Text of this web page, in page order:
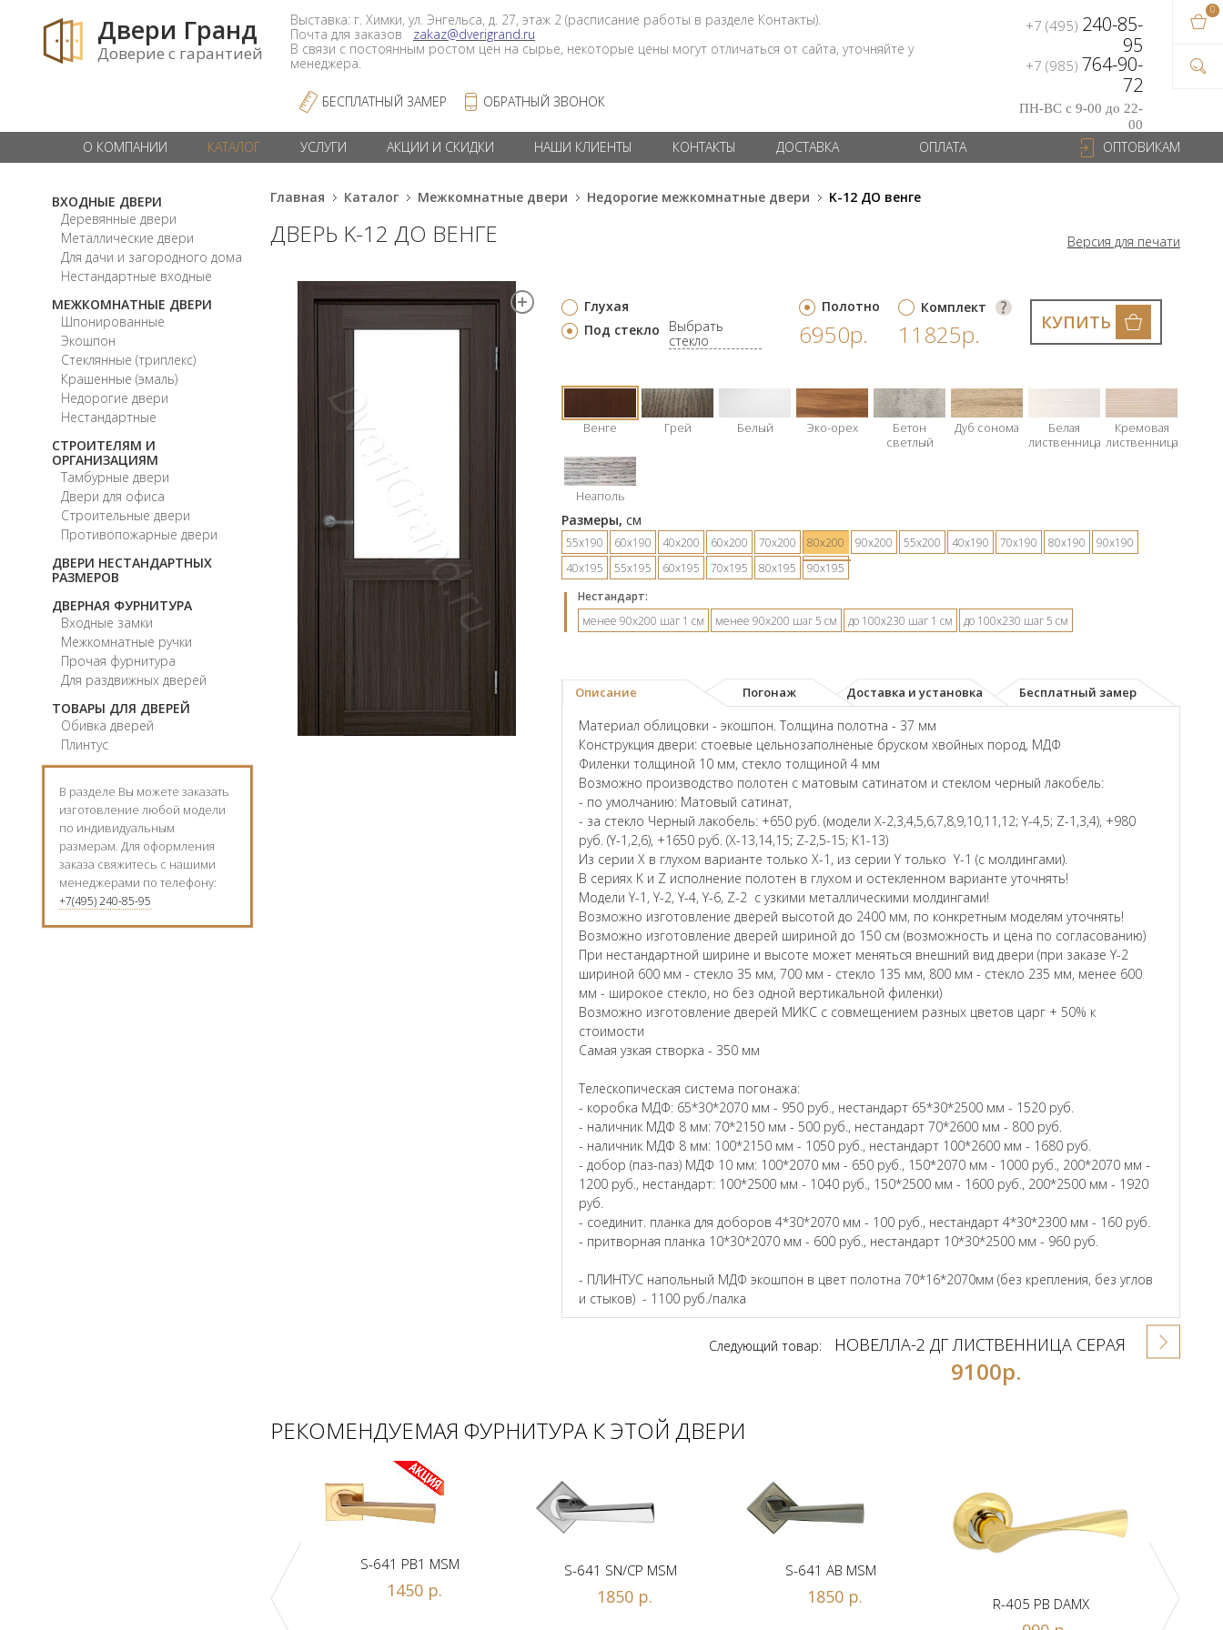
Двери Гранд
Доверие с гарантией
Выставка: г. Химки, ул. Энгельса, д. 27, этаж 2 (расписание работы в разделе Контакты).
Почта для заказов zakaz@dverigrand.ru
В связи с постоянным ростом цен на сырье, некоторые цены могут отличаться от сайта, уточняйте у
менеджера.
БЕСПЛАТНЫЙ ЗАМЕР ОБРАТНЫЙ ЗВОНОК
+7 (495) 240-85-
95
+7 (985) 764-90-
72
ПН-ВС с 9-00 до 22-
00
О КОМПАНИИ КАТАЛОГ УСЛУГИ АКЦИИ И СКИДКИ НАШИ КЛИЕНТЫ КОНТАКТЫ ДОСТАВКА ОПЛАТА ОПТОВИКАМ
ВХОДНЫЕ ДВЕРИ
Деревянные двери
Металлические двери
Для дачи и загородного дома
Нестандартные входные
МЕЖКОМНАТНЫЕ ДВЕРИ
Шпонированные
Экошпон
Стеклянные (триплекс)
Крашенные (эмаль)
Недорогие двери
Нестандартные
СТРОИТЕЛЯМ И
ОРГАНИЗАЦИЯМ
Тамбурные двери
Двери для офиса
Строительные двери
Противопожарные двери
ДВЕРИ НЕСТАНДАРТНЫХ
РАЗМЕРОВ
ДВЕРНАЯ ФУРНИТУРА
Входные замки
Межкомнатные ручки
Прочая фурнитура
Для раздвижных дверей
ТОВАРЫ ДЛЯ ДВЕРЕЙ
Обивка дверей
Плинтус
В разделе Вы можете заказать
изготовление любой модели
по индивидуальным
размерам. Для оформления
заказа свяжитесь с нашими
менеджерами по телефону:
+7(495) 240-85-95
Главная Каталог Межкомнатные двери Недорогие межкомнатные двери K-12 ДО венге
Версия для печати
ДВЕРЬ K-12 ДО ВЕНГЕ
Глухая
Под стекло
Выбрать
стекло
КУПИТЬ
Полотно
6950р.
Комплект
11825р.
Венге Грей Белый Эко-орех
Бетон
светлый
Дуб сонома
Белая
лиственница
Кремовая
лиственница
Неаполь
Размеры, см
55х190 60х190 40х200 60х200 70х200 80х200 90х200 55х200 40х190 70х190 80х190
90х190
40х195
55х195 60х195 70х195 80х195
90х195
Hестандарт:
менее 90х200 шаг 1 см
менее 90х200 шаг 5 см до 100х230 шаг 1 см до 100х230 шаг 5 см
Описание Погонаж Доставка и установка Бесплатный замер
Материал облицовки - экошпон. Толщина полотна - 37 мм
Конструкция двери: стоевые цельнозаполненые бруском хвойных пород, МДФ
Филенки толщиной 10 мм, стекло толщиной 4 мм
Возможно производство полотен с матовым сатинатом и стеклом черный лакобель:
- по умолчанию: Матовый сатинат,
- за стекло Черный лакобель: +650 руб. (модели Х-2,3,4,5,6,7,8,9,10,11,12; Y-4,5; Z-1,3,4), +980
руб. (Y-1,2,6), +1650 руб. (X-13,14,15; Z-2,5-15; K1-13)
Из серии X в глухом варианте только X-1, из серии Y только Y-1 (с молдингами).
В сериях K и Z исполнение полотен в глухом и остекленном варианте уточнять!
Модели Y-1, Y-2, Y-4, Y-6, Z-2 с узкими металлическими молдингами!
Возможно изготовление дверей высотой до 2400 мм, по конкретным моделям уточнять!
Возможно изготовление дверей шириной до 150 см (возможность и цена по согласованию)
При нестандартной ширине и высоте может меняться внешний вид двери (при заказе Y-2
шириной 600 мм - стекло 35 мм, 700 мм - стекло 135 мм, 800 мм - стекло 235 мм, менее 600
мм - широкое стекло, но без одной вертикальной филенки)
Возможно изготовление дверей МИКС с совмещением разных цветов царг + 50% к
стоимости
Самая узкая створка - 350 мм
Телескопическая система погонажа:
- коробка МДФ: 65*30*2070 мм - 950 руб., нестандарт 65*30*2500 мм - 1520 руб.
- наличник МДФ 8 мм: 70*2150 мм - 500 руб., нестандарт 70*2600 мм - 800 руб.
- наличник МДФ 8 мм: 100*2150 мм - 1050 руб., нестандарт 100*2600 мм - 1680 руб.
- добор (паз-паз) МДФ 10 мм: 100*2070 мм - 650 руб., 150*2070 мм - 1000 руб., 200*2070 мм -
1200 руб., нестандарт: 100*2500 мм - 1040 руб., 150*2500 мм - 1600 руб., 200*2500 мм - 1920
руб.
- соединит. планка для доборов 4*30*2070 мм - 100 руб., нестандарт 4*30*2300 мм - 160 руб.
- притворная планка 10*30*2070 мм - 600 руб., нестандарт 10*30*2500 мм - 960 руб.
- ПЛИНТУС напольный МДФ экошпон в цвет полотна 70*16*2070мм (без крепления, без углов
и стыков) - 1100 руб./палка
Следующий товар: НОВЕЛЛА-2 ДГ ЛИСТВЕННИЦА СЕРАЯ
9100р.
РЕКОМЕНДУЕМАЯ ФУРНИТУРА К ЭТОЙ ДВЕРИ
S-641 PB1 MSM
1450 р.
S-641 SN/CP MSM
1850 р.
S-641 AB MSM
1850 р. R-405 PB DAMX
0
В
на